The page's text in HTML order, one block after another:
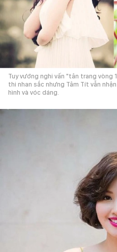
Tuy vướng nghi vấn "tân trang vòng
thi nhan sắc nhưng Tâm Tít vẫn
hình và vóc dáng.